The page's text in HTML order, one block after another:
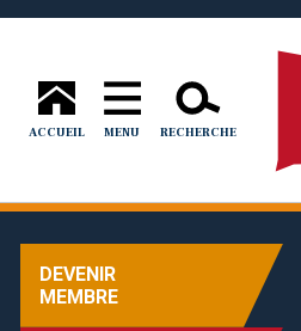
ACCUEIL MENU RECHERCHE
DEVENIR
MEMBRE